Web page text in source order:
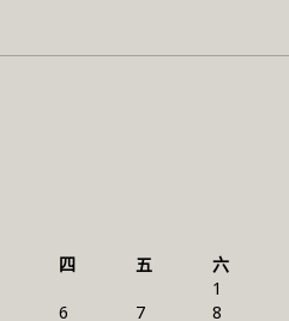
四 五
六
1
6 7 8